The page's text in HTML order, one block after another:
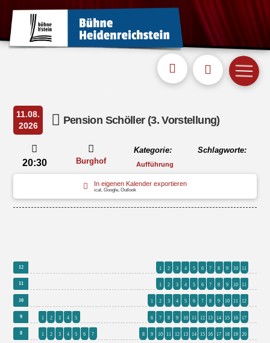
11.08.
2026
Pension Schöller (3. Vorstellung)
20:30 Burghof
Kategorie:
Aufführung
Schlagworte:
In eigenen Kalender exportieren
ical, Google, Outlook
12 1 2 3 4 5 6 7 8 9 10 11
11 1 2 3 4 5 6 7 8 9 10 11
10 1 2 3 4 5 6 7 8 9 10 11 12
9 1 2 3 4 5 6 7 8 9 10 11 12 13 14 15 16 17
8 1 2 3 4 5 6 7 8 9 10 11 12 13 14 15 16 17 18 19 20